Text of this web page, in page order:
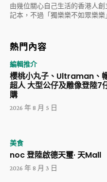
由幾位關心自己生活的香港人
記本，不過「獨樂樂不如眾樂樂
熱門內容
編輯推介
櫻桃小丸子、Ultraman、
超人 大型公仔及雕像登陸7
購
2026 年 8 月 5 日
美食
noc 登陸啟德天璽· 天Mall
2026 年 8 月 3 日